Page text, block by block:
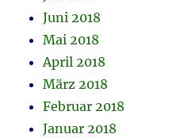
Juni 2018
Mai 2018
April 2018
März 2018
Februar 2018
Januar 2018